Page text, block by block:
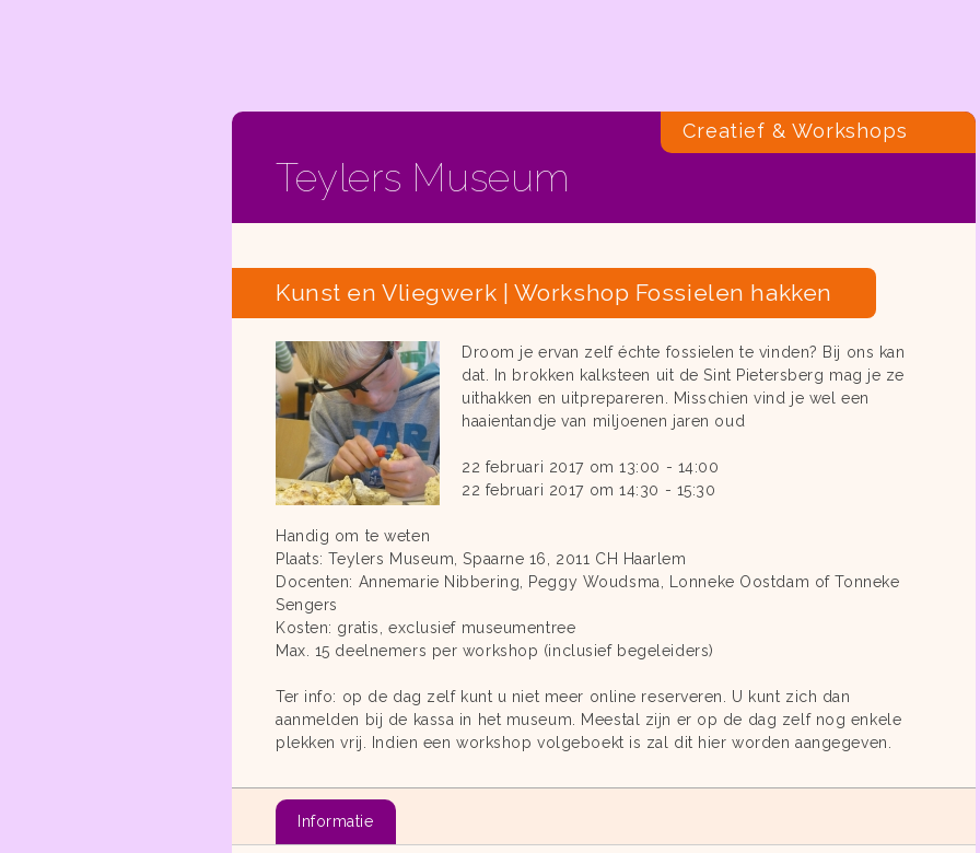
Teylers Museum
Creatief & Workshops
Kunst en Vliegwerk | Workshop Fossielen hakken
Droom je ervan zelf échte fossielen te vinden? Bij ons kan
dat. In brokken kalksteen uit de Sint Pietersberg mag je ze
uithakken en uitprepareren. Misschien vind je wel een
haaientandje van miljoenen jaren oud
22 februari 2017 om 13:00 - 14:00
22 februari 2017 om 14:30 - 15:30
Handig om te weten
Plaats: Teylers Museum, Spaarne 16, 2011 CH Haarlem
Docenten: Annemarie Nibbering, Peggy Woudsma, Lonneke Oostdam of Tonneke
Sengers
Kosten: gratis, exclusief museumentree
Max. 15 deelnemers per workshop (inclusief begeleiders)
Ter info: op de dag zelf kunt u niet meer online reserveren. U kunt zich dan
aanmelden bij de kassa in het museum. Meestal zijn er op de dag zelf nog enkele
plekken vrij. Indien een workshop volgeboekt is zal dit hier worden aangegeven.
Informatie